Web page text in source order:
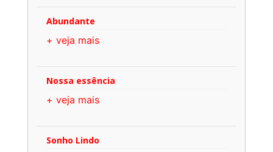
Abundante
+ veja mais
Nossa essência
+ veja mais
Sonho Lindo